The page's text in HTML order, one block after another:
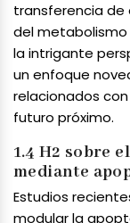
transferencia de
del
la intrigante
un enfoque
relacionados
futuro próximo.
1.4 H2 sobre
mediante
Estudios
modular la